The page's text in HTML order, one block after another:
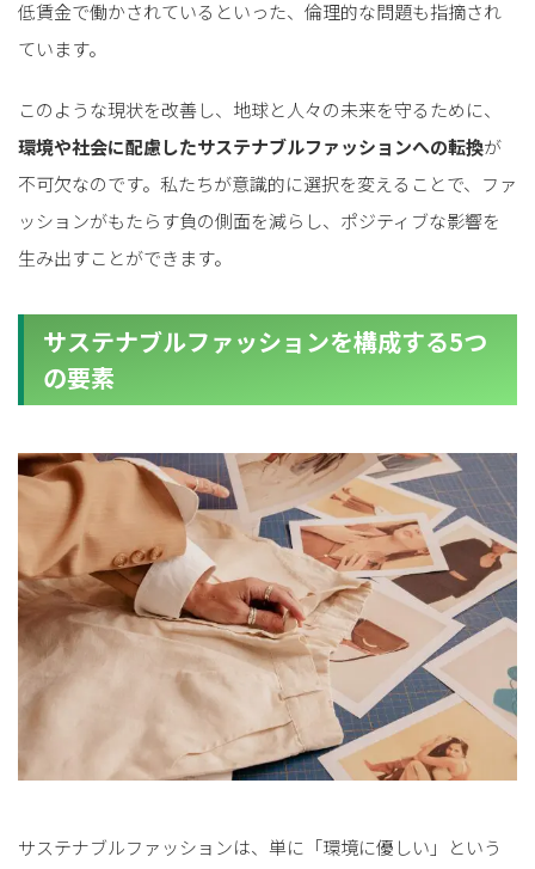
低賃金で働かされているといった、倫理的な問題も指摘され
ています。
このような現状を改善し、地球と人々の未来を守るために、
環境や社会に配慮したサステナブルファッションへの転換が
不可欠なのです。私たちが意識的に選択を変えることで、ファ
ッションがもたらす負の側面を減らし、ポジティブな影響を
生み出すことができます。
サステナブルファッションを構成する5つ
の要素
サステナブルファッションは、単に「環境に優しい」という